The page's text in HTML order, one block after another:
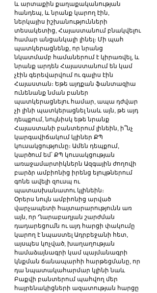
և արտաքին քաղաքականության
հանդեպ, և նրանք կարող էին,
ներկայիս իշխանությունների
տեսակետից, Հայաստանում բնակվելու
համար անցանկալի լինել։ Մի պահ
պատկերացնենք, որ նրանց
նկատմամբ համաներում է կիրառվել, և
նրանք արդեն Հայաստանում են կամ
չէին գերեվարվում ու գալիս էին
Հայաստան։ Եթե այդքան ֆանտազիա
ունենանք նման բաներ
պատկերացնելու համար, ապա դժվար
չի լինի պատկերացնել նաև այն, թե այդ
դեպքում, նույնիսկ եթե նրանք
Հայաստանի բանտերում լինեին, ի՞նչ
կարգավիճակում կլիներ ՔՊ
կուսակցությունը։ Ամեն դեպքում,
կարծում եմ՝ ՔՊ կուսակցության
առաջամարտիկներն Ազգային ժողովի
բարձր ամբիոնից իրենց ելույթներում
գոնե ավելի զուսպ ու
պատասխանատու կլինեին։
Օրերս նույն ամբիոնից արված
վարչապետի հայտարարությունն առ
այն, որ Ղարաբաղյան շարժման
դադարեցումն ու այդ հարցի փակումը
կարող է նպաստել Ադրբեջանի հետ,
այսպես կոչված, խաղաղության
համաձայնագրի կամ պայմանագրի
կնքման ճանապարհի հարթեցմանը, որ
դա նպատակահարմար կլինի նաև
Բաքվի բանտերում պահվող մեր
հայրենակիցների ազատության հարցը